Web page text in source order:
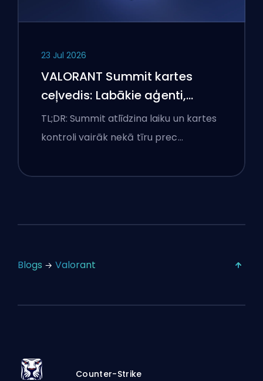
23 Jul 2026
VALORANT Summit kartes
ceļvedis: Labākie aģenti,
izsaukumi un dūmi
TL;DR: Summit atlīdzina laiku un kartes
kontroli vairāk nekā tīru prec…
Blogs Valorant
Counter-Strike